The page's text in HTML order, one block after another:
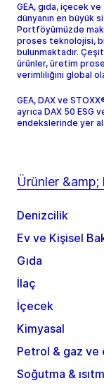
GEA, gıda, içecek
dünyanın en büyük
Portföyümüzde
proses teknolojisi,
bulunmaktadır.
ürünler, üretim
verimliliğini global
GEA, DAX ve
ayrıca DAX 50 ESG
endekslerinde yer
Ürünler
Denizcilik
Ev ve Kişisel
Gıda
İlaç
İçecek
Kimyasal
Petrol & gaz ve
Soğutma &